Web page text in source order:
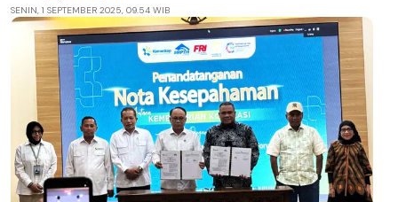
SENIN, 1 SEPTEMBER 2025, 09.54 WIB